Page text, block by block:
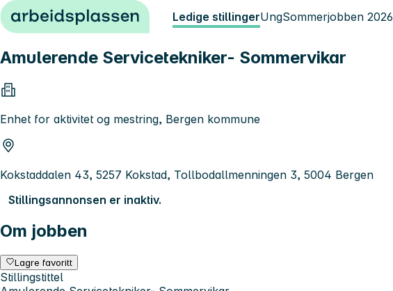
Hopp til innhold Ledige stillingerUngSommerjobben 2026
Amulerende Servicetekniker- Sommervikar
Enhet for aktivitet og mestring, Bergen kommune
Kokstaddalen 43, 5257 Kokstad, Tollbodallmenningen 3, 5004 Bergen
Stillingsannonsen er inaktiv.
Om jobben
Lagre favoritt
Stillingstittel